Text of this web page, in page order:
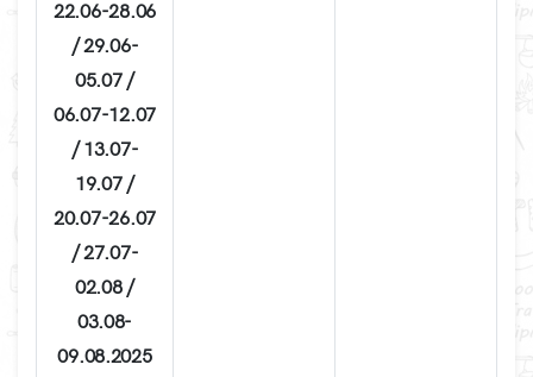
22.06-28.06
/ 29.06-
05.07 /
06.07-12.07
/ 13.07-
19.07 /
20.07-26.07
/ 27.07-
02.08 /
03.08-
09.08.2025